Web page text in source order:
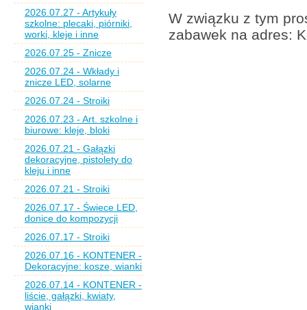
2026.07.27 - Artykuły
szkolne: plecaki, piórniki,
worki, kleje i inne
2026.07.25 - Znicze
2026.07.24 - Wkłady i
znicze LED, solarne
2026.07.24 - Stroiki
2026.07.23 - Art. szkolne i
biurowe: kleje, bloki
2026.07.21 - Gałązki
dekoracyjne, pistolety do
kleju i inne
2026.07.21 - Stroiki
2026.07.17 - Świece LED,
donice do kompozycji
2026.07.17 - Stroiki
2026.07.16 - KONTENER -
Dekoracyjne: kosze, wianki
2026.07.14 - KONTENER -
liście, gałązki, kwiaty,
wianki
W związku z tym
zabawek na adres: